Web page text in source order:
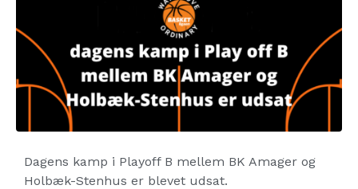
Dagens kamp i Playoff B mellem BK Amager og
Holbæk-Stenhus er blevet udsat.